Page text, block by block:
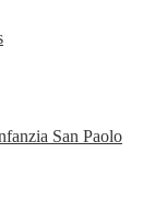
San Paolo